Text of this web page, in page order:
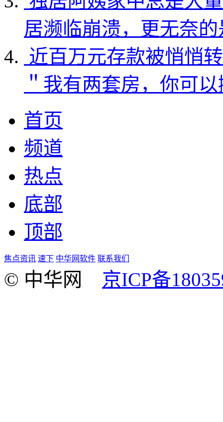
居濒临崩溃，更无奈
近百万元存款被悄悄
＂我有两套房，你可
首页
频道
热点
底部
顶部
焦点资讯 速下 中华网软件 联系我们
© 中华网 京ICP备